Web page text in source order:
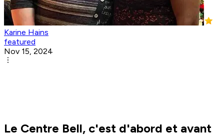
Karine Hains
featured
Nov 15, 2024
Le Centre Bell, c'est d'abord et avant